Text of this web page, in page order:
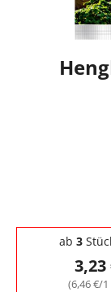
Staffelpreise -
ab 3
3,23
(6,46 €/1